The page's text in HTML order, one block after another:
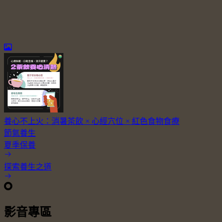
養心不上火：消暑茶飲 × 心經穴位 × 紅色食物食療
節氣養生
夏季保養
探索養生之道
影音專區